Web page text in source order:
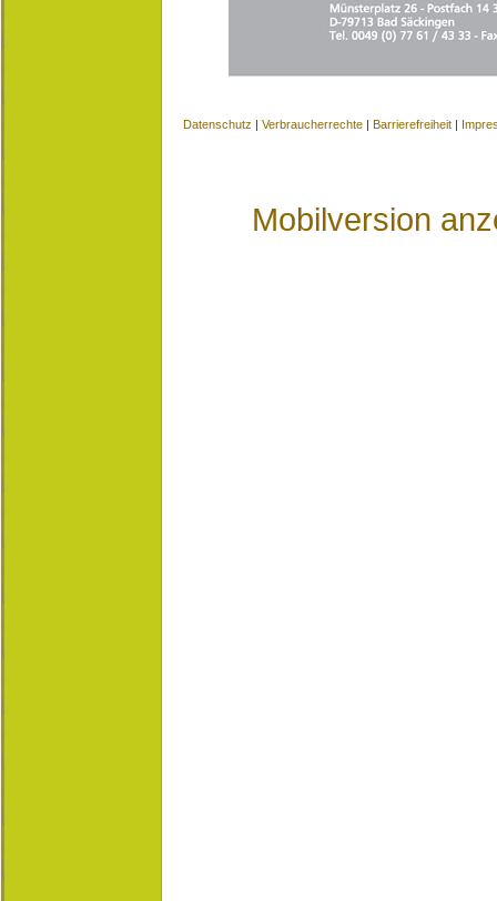
Datenschutz | Verbraucherrechte | Barrierefreiheit |
Mobilversion